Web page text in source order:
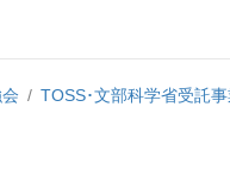
/ TOSS･文部科学省受託